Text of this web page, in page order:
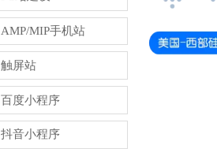
AMP/MIP手机站
触屏站
百度小程序
抖音小程序